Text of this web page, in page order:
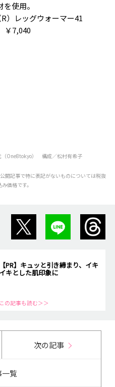
使用。
）レッグウォーマー41
￥7,040
One8tokyo） 構成／松村有希子
記事で特に表記がないものについては税抜
価格です。
【PR】キュッと引き締まり、イキ
イキとした肌印象に
この記事も読む＞＞
次の記事
一覧